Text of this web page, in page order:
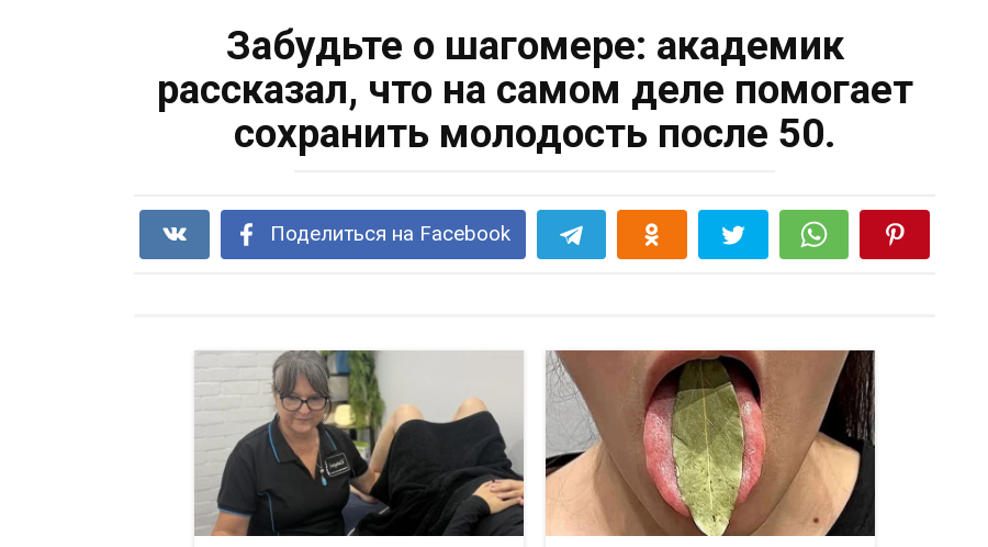
Забудьте о шагомере: академик
рассказал, что на самом деле помогает
сохранить молодость после 50.
Поделиться на Facebook